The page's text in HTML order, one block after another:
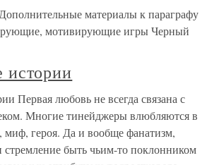
материалы к параграфу
мотивирующие игры Черный
истории
Первая любовь не всегда связана с
Многие тинейджеры влюбляются в
миф, героя. Да и вообще фанатизм,
быть чьим-то поклонником